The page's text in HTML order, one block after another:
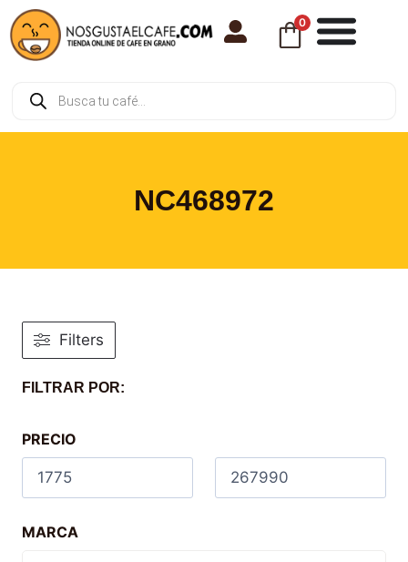
0
NC468972
Filters
FILTRAR POR:
PRECIO
MARCA